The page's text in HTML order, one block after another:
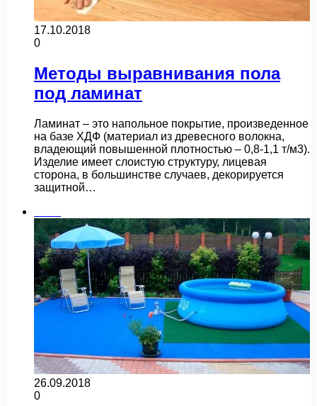
17.10.2018
0
Методы выравнивания пола
под ламинат
Ламинат – это напольное покрытие, произведенное
на базе ХДФ (материал из древесного волокна,
владеющий повышенной плотностью – 0,8-1,1 т/м3).
Изделие имеет слоистую структуру, лицевая
сторона, в большинстве случаев, декорируется
защитной…
26.09.2018
0